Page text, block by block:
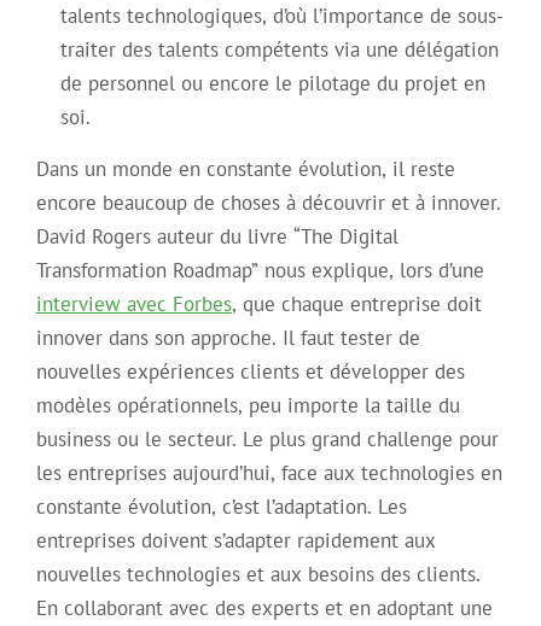
talents technologiques, d’où l’importance de sous-
traiter des talents compétents via une délégation
de personnel ou encore le pilotage du projet en
soi.
Dans un monde en constante évolution, il reste
encore beaucoup de choses à découvrir et à innover.
David Rogers auteur du livre “The Digital
Transformation Roadmap” nous explique, lors d’une
interview avec Forbes, que chaque entreprise doit
innover dans son approche. Il faut tester de
nouvelles expériences clients et développer des
modèles opérationnels, peu importe la taille du
business ou le secteur. Le plus grand challenge pour
les entreprises aujourd’hui, face aux technologies en
constante évolution, c’est l’adaptation. Les
entreprises doivent s’adapter rapidement aux
nouvelles technologies et aux besoins des clients.
En collaborant avec des experts et en adoptant une